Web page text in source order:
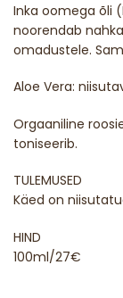
Inka oomega õli
noorendab
omadustele.
Aloe Vera:
Orgaaniline
toniseerib.
TULEMUSED
Käed on
HIND
100ml/27€